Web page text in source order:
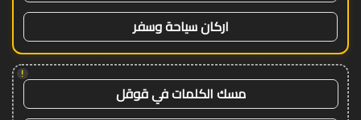
اركان سياحة وسفر
!
مسك الكلمات في قوقل